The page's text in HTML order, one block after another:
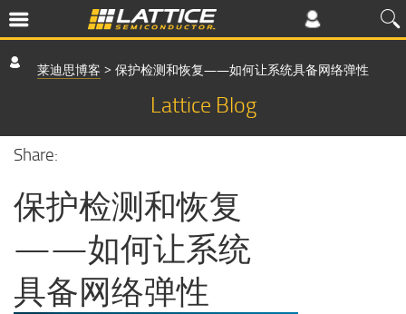
莱迪思博客 > 保护检测和恢复——如何让系统具备网络弹性
Lattice Blog
Share:
保护检测和恢复
——如何让系统
具备网络弹性